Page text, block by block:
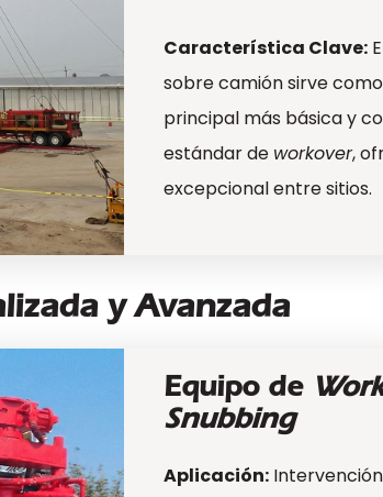
Característica Clave:
sobre camión sirve
principal más básica y
estándar de workover,
excepcional entre sitios.
y Avanzada
Equipo de
Snubbing
Aplicación: